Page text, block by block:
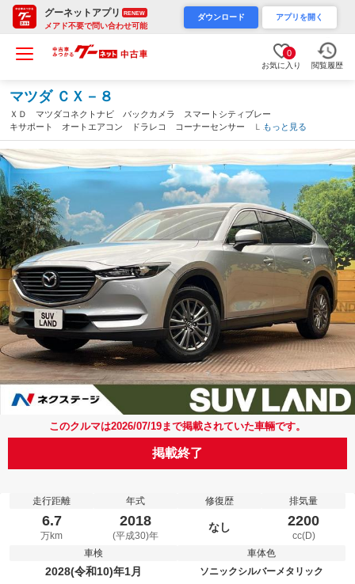
グーネットアプリ RENEW
メアド不要で問い合わせ可能
ダウンロード アプリを開く
0
お気に入り 閲覧履歴
マツダ ＣＸ－８
ＸＤ マツダコネクトナビ バックカメラ スマートシティブレー
キサポート オートエアコン ドラレコ コーナーセンサー ＬＥ
Ｄヘッドライト クルーズコントロール ＥＴＣ Ｂｌｕｅｔｏｏ
ｔｈ再生（大阪府）
もっと見る
このクルマは2026/07/19まで掲載されていた車輛です。
掲載終了
走行距離
6.7
万km
年式
2018
(平成30)年
修復歴
なし
排気量
2200
cc(D)
車検
2028(令和10)年1月
車体色
ソニックシルバーメタリック